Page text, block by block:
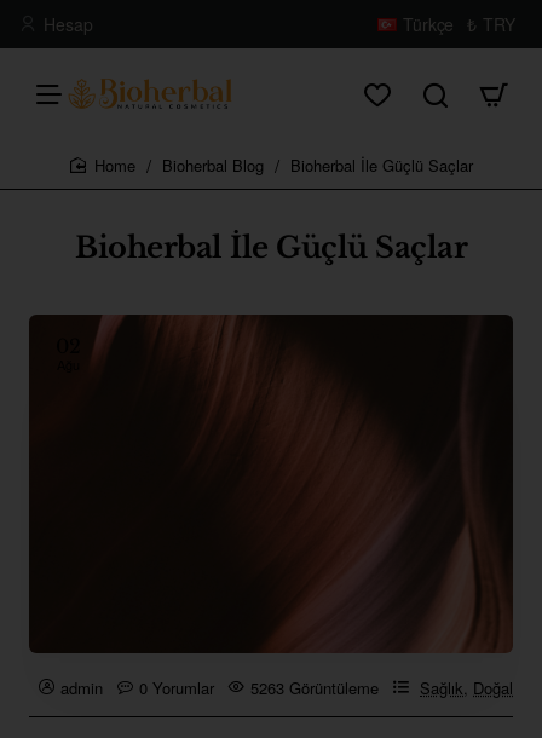
Hesap Türkçe ₺ TRY
Bioherbal İle Güçlü Saçlar
Bioherbal Blog Bioherbal İle Güçlü Saçlar
admin 0 Yorumlar 5263 Görüntüleme Sağlık Doğal